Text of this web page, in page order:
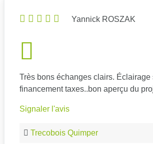
Yannick ROSZAK
Très bons échanges clairs. Éclairage
financement taxes..bon aperçu du
Signaler l'avis
Trecobois Quimper